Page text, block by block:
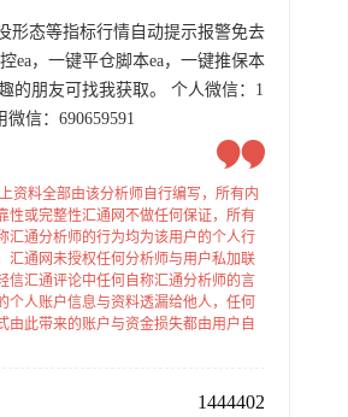
形态等指标行情自动提示报警免去
ea，一键平仓脚本ea，一键推保本
的朋友可找我获取。 个人微信：1
微信：690659591
资料全部由该分析师自行编写，所有内
性或完整性汇通网不做任何保证，所有
汇通分析师的行为均为该用户的个人行
汇通网未授权任何分析师与用户私加联
信汇通评论中任何自称汇通分析师的言
个人账户信息与资料透漏给他人，任何
由此带来的账户与资金损失都由用户自
1444402